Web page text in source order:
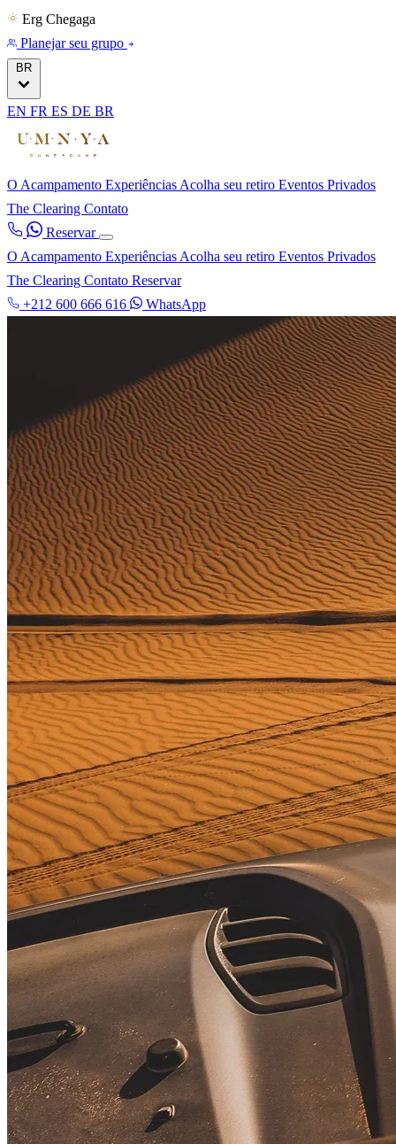
Erg Chegaga
Planejar seu grupo
BR
EN FR ES DE BR
O Acampamento Experiências Acolha seu retiro Eventos Privados
The Clearing Contato
Reservar
O Acampamento Experiências Acolha seu retiro Eventos Privados
The Clearing Contato Reservar
+212 600 666 616
WhatsApp